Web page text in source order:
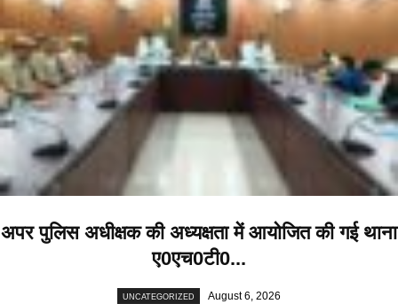
अपर पुलिस अधीक्षक की अध्यक्षता में आयोजित की गई थाना
ए0एच0टी0...
UNCATEGORIZED August 6, 2026